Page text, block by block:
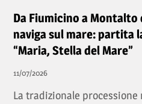
Da Fiumicino a Montalto
naviga sul mare: partita
“Maria, Stella del Mare”
11/07/2026
La tradizionale